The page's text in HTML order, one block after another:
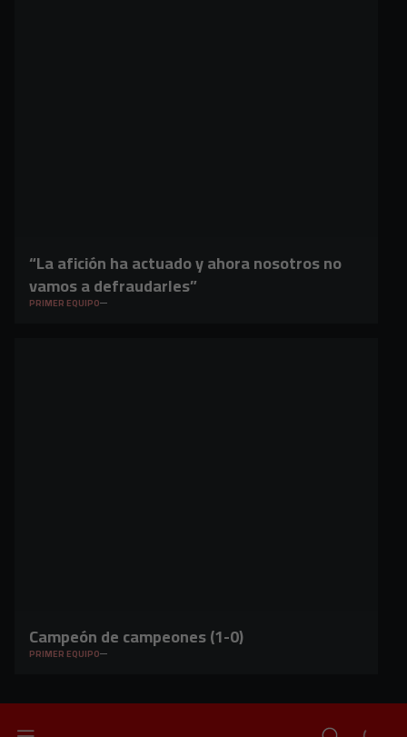
“La afición ha actuado y ahora nosotros no
vamos a defraudarles”
PRIMER EQUIPO
Campeón de campeones (1-0)
PRIMER EQUIPO